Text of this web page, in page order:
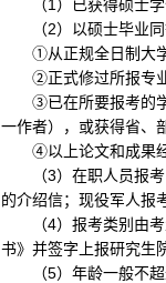
（1）已获得硕士
（2）以硕士毕业
①从正规全日制大
②正式修过所报专
③已在所要报考的
一作者），或获得省、
④以上论文和成果
（3）在职人员报
的介绍信；现役军人报
（4）报考类别由
书》并签字上报研究生
（5）年龄一般不